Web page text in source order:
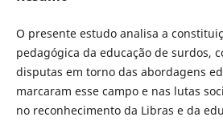
O presente estudo analisa a
pedagógica da educação de surdos,
disputas em torno das abordagens
marcaram esse campo e nas lutas
no reconhecimento da Libras e da